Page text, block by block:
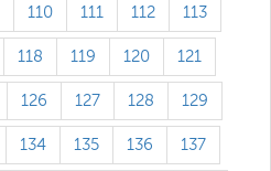
110 111 112 113
118 119 120 121
126 127 128 129
134 135 136 137